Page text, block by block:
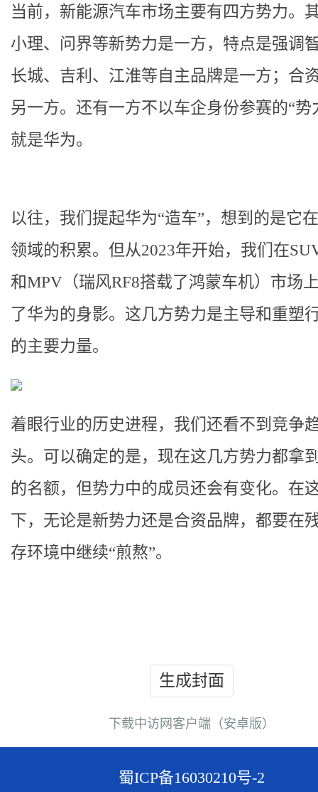
当前，新能源汽车市场主要有四方势力。
小理、问界等新势力是一方，特点是强调
长城、吉利、江淮等自主品牌是一方；合
另一方。还有一方不以车企身份参赛的“势
就是华为。
以往，我们提起华为“造车”，想到的是它
领域的积累。但从2023年开始，我们在
和MPV（瑞风RF8搭载了鸿蒙车机）市场
了华为的身影。这几方势力是主导和重塑
的主要力量。
着眼行业的历史进程，我们还看不到竞争
头。可以确定的是，现在这几方势力都拿
的名额，但势力中的成员还会有变化。在
下，无论是新势力还是合资品牌，都要在
存环境中继续“煎熬”。
生成封面
下载中访网客户端（安卓版）
蜀ICP备16030210号-2